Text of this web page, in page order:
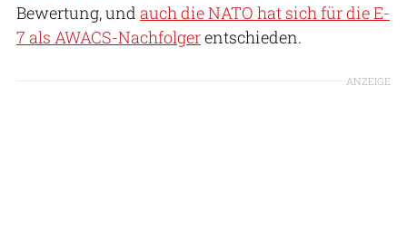
Bewertung, und auch die NATO hat sich für die E-
7 als AWACS-Nachfolgerentschieden.
ANZEIGE